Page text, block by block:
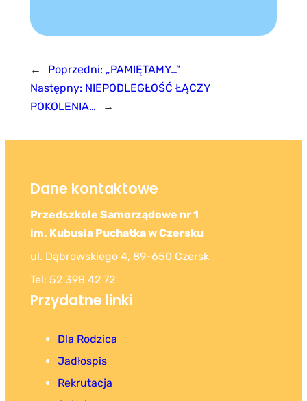
← Poprzedni: „PAMIĘTAMY…”
Następny: NIEPODLEGŁOŚĆ ŁĄCZY
POKOLENIA…
→
Dane kontaktowe
Przedszkole Samorządowe nr 1
im. Kubusia Puchatka w Czersku
ul. Dąbrowskiego 4, 89-650 Czersk
Tel: 52 398 42 72
Przydatne linki
Dla Rodzica
Jadłospis
Rekrutacja